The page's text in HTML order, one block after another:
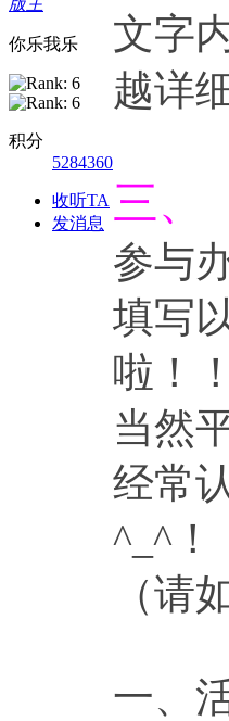
你乐我乐
积分
5284360
收听TA
发消息
文字
越详
三、
参与
填写
啦！
当然
经常
^_^！
（请
一、